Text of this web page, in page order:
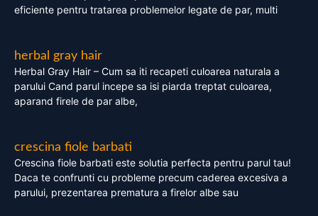
eficiente pentru tratarea problemelor legate de par, multi
herbal gray hair
Herbal Gray Hair – Cum sa iti recapeti culoarea naturala a
parului Cand parul incepe sa isi piarda treptat culoarea,
aparand firele de par albe,
crescina fiole barbati
Crescina fiole barbati este solutia perfecta pentru parul tau!
Daca te confrunti cu probleme precum caderea excesiva a
parului, prezentarea prematura a firelor albe sau